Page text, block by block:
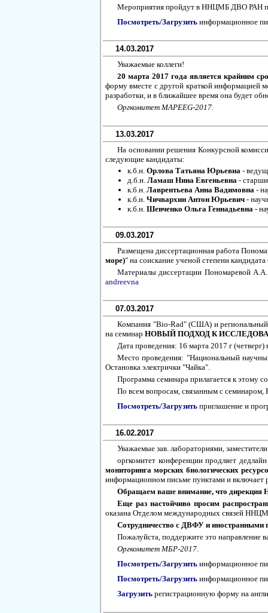
Мероприятия пройдут в ННЦМБ ДВО РАН по
Посмотреть/Загрузить информационное
14.03.2017
Уважаемые коллеги!
20 марта 2017 года является крайним
форму вместе с другой краткой информацией
разработки, и в ближайшее время она будет
Оргкомитет MAPEEG-2017.
13.03.2017
На основании решения Конкурсной
следующие кандидаты:
к.б.н. Орлова Татьяна Юрьевна -
д.б.н. Ламаш Нина Евгеньевна -
к.б.н. Лаврентьева Анна Вадимовна -
к.б.н. Чичвархин Антон Юрьевич -
к.б.н. Шевченко Ольга Геннадьевна -
09.03.2017
Размещена диссертационная работа
море)" на соискание ученой степени
Материалы диссертации Пономаревой
andreevna
07.03.2017
Компания "Bio-Rad" (США) и
на семинар НОВЫЙ ПОДХОД К
Дата проведения: 16 марта 2017 г (четверг)
Место проведения: "Национальный
Остановка электрички "Чайка".
Программа семинара прилагается к этому
По всем вопросам, связанным с
Посмотреть/Загрузить приглашение и
16.02.2017
Уважаемые зав. лабораториями,
оргкомитет конференции продляет
мониторинга морских биологических
информационном письме пунктами и включает
Обращаем ваше внимание, что дирекция
Еще раз настойчиво просим
оказана Отделом международных связей
Сотрудничество с ДВФУ и
Пожалуйста, поддержите это направление
Оргкомитет МБР-2017.
Посмотреть/Загрузить информационное
Посмотреть/Загрузить информационное
Загрузить регистрационную форму на